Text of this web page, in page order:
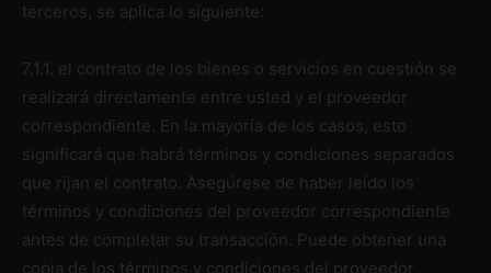
terceros, se aplica lo siguiente:
7.1.1. el contrato de los bienes o servicios en cuestión se
realizará directamente entre usted y el proveedor
correspondiente. En la mayoría de los casos, esto
significará que habrá términos y condiciones separados
que rijan el contrato. Asegúrese de haber leído los
términos y condiciones del proveedor correspondiente
antes de completar su transacción. Puede obtener una
copia de los términos y condiciones del proveedor